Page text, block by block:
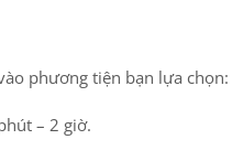
phương tiện bạn lựa chọn:
– 2 giờ.